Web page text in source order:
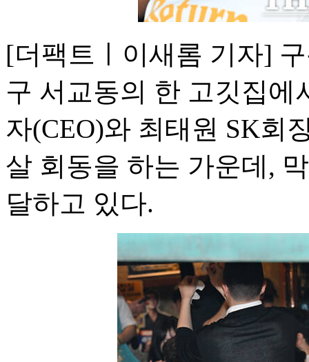
[더팩트ㅣ이새롬 기자]
구 서교동의 한 고깃집에
자(CEO)와 최태원 SK회
살 회동을 하는 가운데,
달하고 있다.